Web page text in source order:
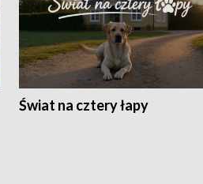
Świat na cztery łapy